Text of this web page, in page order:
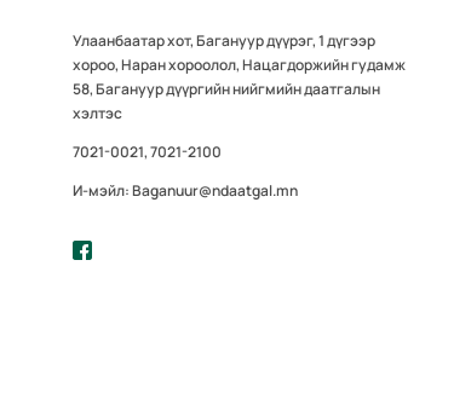
Улаанбаатар хот, Багануур дүүрэг, 1 дүгээр
хороо, Наран хороолол, Нацагдоржийн гудамж
58, Багануур дүүргийн нийгмийн даатгалын
хэлтэс
7021-0021, 7021-2100
И-мэйл: Baganuur@ndaatgal.mn